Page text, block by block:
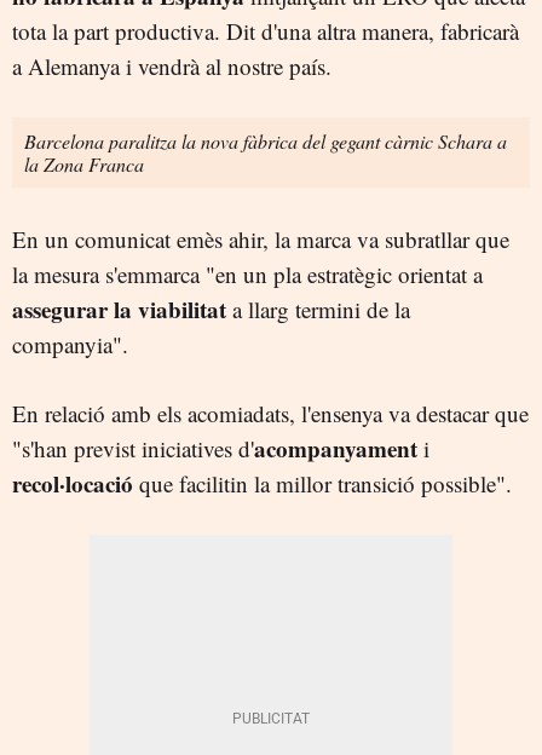
tota la part productiva. Dit d'una altra manera, fabricarà
a Alemanya i vendrà al nostre país.
Barcelona paralitza la nova fàbrica del gegant càrnic Schara a
la Zona Franca
En un comunicat emès ahir, la marca va subratllar que
la mesura s'emmarca "en un pla estratègic orientat a
assegurar la viabilitat a llarg termini de la
companyia".
En relació amb els acomiadats, l'ensenya va destacar que
"s'han previst iniciatives d'acompanyament i
recol·locació que facilitin la millor transició possible".